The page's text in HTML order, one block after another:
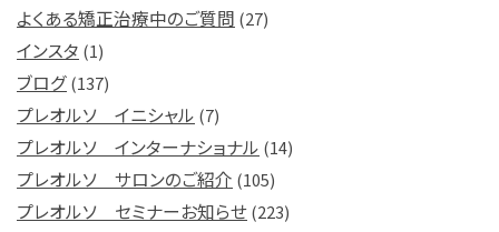
よくある矯正治療中のご質問 (27)
インスタ (1)
ブログ(137)
プレオルソ イニシャル (7)
プレオルソ インターナショナル (14)
プレオルソ サロンのご紹介 (105)
プレオルソ セミナーお知らせ(223)